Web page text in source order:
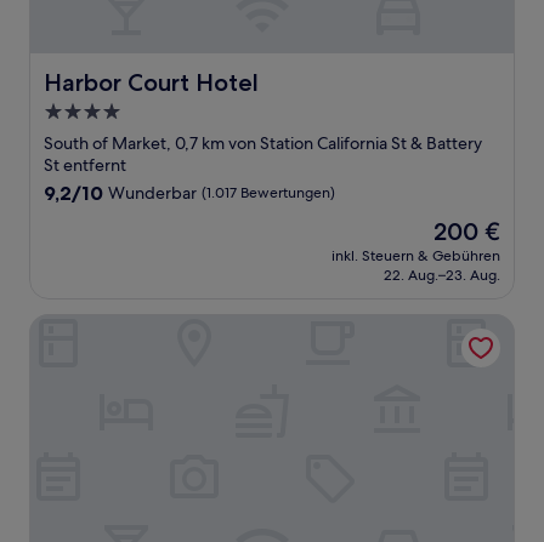
Harbor Court Hotel
Harbor Court Hotel
4.0-
Sterne-
Unterkunft
South of Market, 0,7 km von Station California St & Battery
St entfernt
9.2
9,2/10 Wunderbar (1.017 Bewertungen)
Der
Preis
beträgt
200 €
inkl. Steuern & Gebühren
22. Aug.–23. Aug.